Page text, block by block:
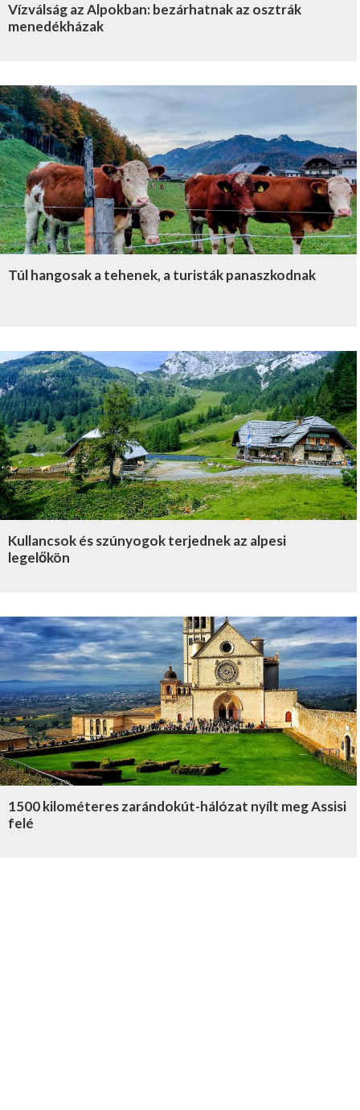
Vízválság az Alpokban: bezárhatnak az osztrák
menedékházak
Túl hangosak a tehenek, a turisták panaszkodnak
Kullancsok és szúnyogok terjednek az alpesi
legelőkön
1500 kilométeres zarándokút-hálózat nyílt meg Assisi
felé